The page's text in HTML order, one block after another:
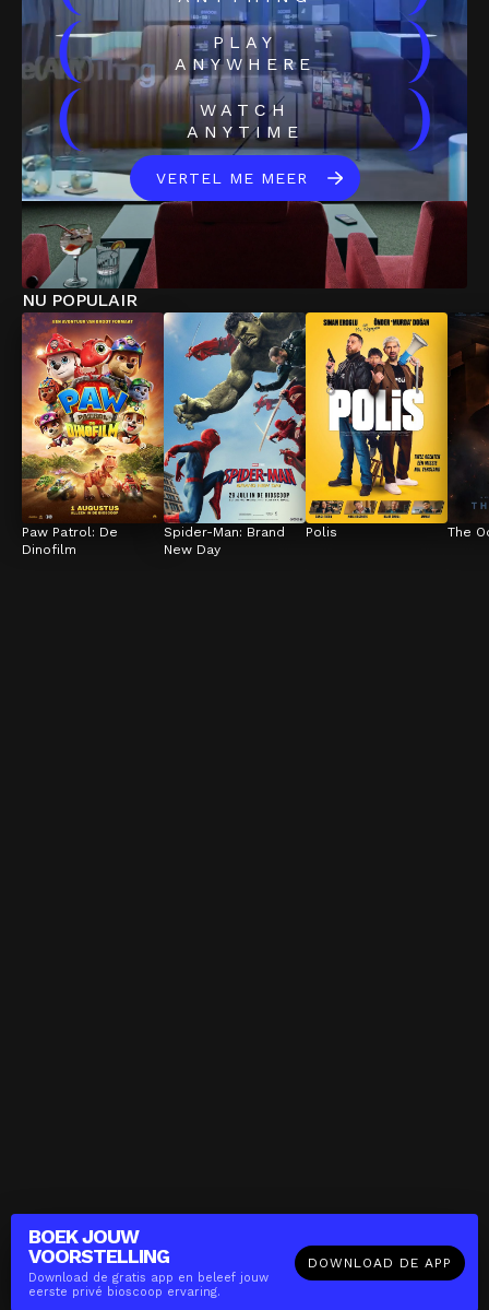
BOEK JOUW
VOORSTELLING
Download de gratis app en beleef jouw
eerste privé bioscoop ervaring.
DOWNLOAD DE APP
(
PLAY
ANYWHERE
)
(
WATCH
ANYTIME
)
VERTEL ME MEER
NU POPULAIR
Paw Patrol: De
Dinofilm
Spider-Man: Brand
New Day
Polis The